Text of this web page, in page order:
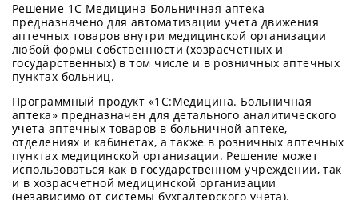
Решение 1С Медицина Больничная аптека
предназначено для автоматизации учета движения
аптечных товаров внутри медицинской организации
любой формы собственности (хозрасчетных и
государственных) в том числе и в розничных аптечных
пунктах больниц.
Программный продукт «1C:Медицина. Больничная
аптека» предназначен для детального аналитического
учета аптечных товаров в больничной аптеке,
отделениях и кабинетах, а также в розничных аптечных
пунктах медицинской организации. Решение может
использоваться как в государственном учреждении, так
и в хозрасчетной медицинской организации
(независимо от системы бухгалтерского учета).